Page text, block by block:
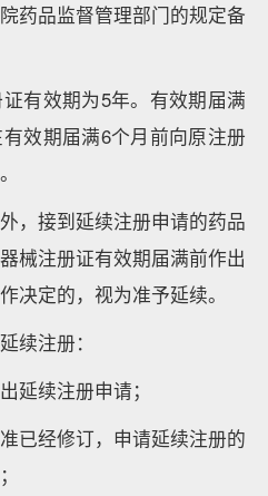
药品监督管理部门的规定备
有效期为5年。有效期届满
效期届满6个月前向原注册
，接到延续注册申请的药品
械注册证有效期届满前作出
决定的，视为准予延续。
续注册：
延续注册申请；
已经修订，申请延续注册的